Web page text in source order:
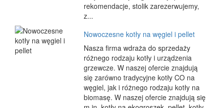
rekomendacje, stolik zarezerwujemy,
z...
Nowoczesne kotły na węgiel i pellet
Nasza firma wdraża do sprzedaży
różnego rodzaju kotły i urządzenia
grzewcze. W naszej ofercie znajdują
się zarówno tradycyjne kotły CO na
węgiel, jak i różnego rodzaju kotły na
biomasę. W naszej ofercie znajdują się